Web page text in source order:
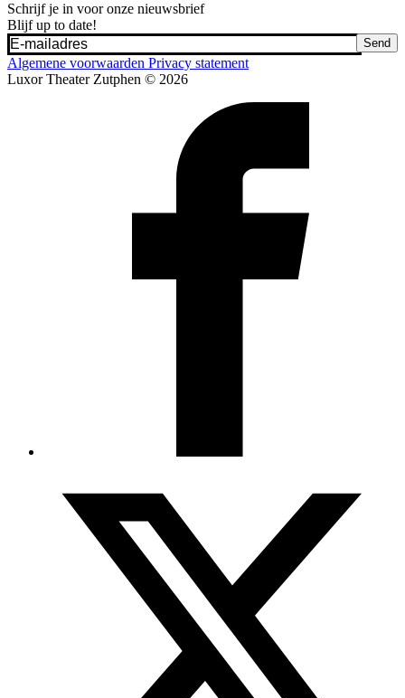
Schrijf je in voor onze nieuwsbrief
Blijf up to date!
Send
Algemene voorwaarden Privacy statement
Luxor Theater Zutphen © 2026